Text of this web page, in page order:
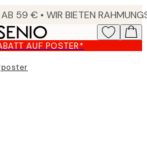
AUF POSTER*